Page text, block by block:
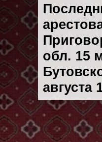
обл. 15
августа